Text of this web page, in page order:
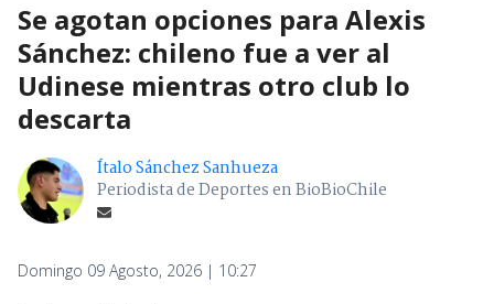
Se agotan opciones para Alexis
Sánchez: chileno fue a ver al
Udinese mientras otro club lo
descarta
Ítalo Sánchez Sanhueza
Periodista de Deportes en BioBioChile
Domingo 09 Agosto, 2026 | 10:27